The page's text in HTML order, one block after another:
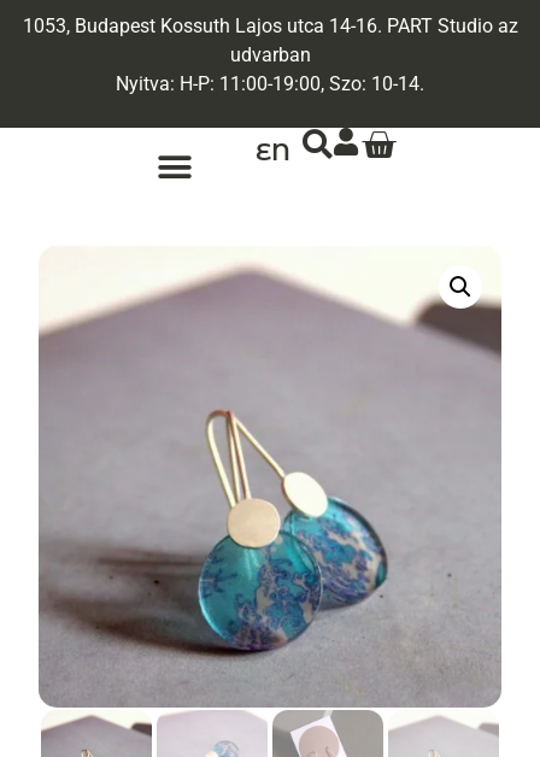
1053, Budapest Kossuth Lajos utca 14-16. PART Studio az
udvarban
Nyitva: H-P: 11:00-19:00, Szo: 10-14.
EN